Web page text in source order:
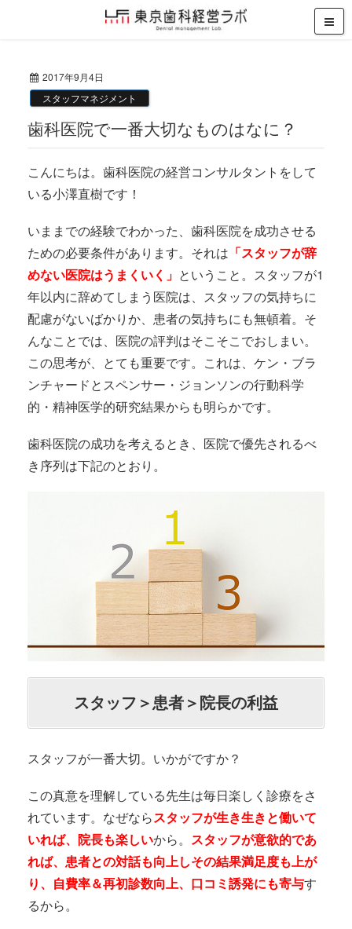
2017年9月4日
スタッフマネジメント
歯科医院で一番大切なものはなに？
こんにちは。歯科医院の経営コンサルタントをして
いる小澤直樹です！
いままでの経験でわかった、歯科医院を成功させる
ための必要条件があります。それは 「スタッフが辞
めない医院はうまくいく」 ということ。スタッフが1
年以内に辞めてしまう医院は、スタッフの気持ちに
配慮がないばかりか、患者の気持ちにも無頓着。そ
んなことでは、医院の評判はそこそこでおしまい。
この思考が、とても重要です。これは、ケン・ブラ
ンチャードとスペンサー・ジョンソンの行動科学
的・精神医学的研究結果からも明らかです。
歯科医院の成功を考えるとき、医院で優先されるべ
き序列は下記のとおり。
スタッフ＞患者＞院長の利益
スタッフが一番大切。いかがですか？
この真意を理解している先生は毎日楽しく診療をさ
れています。なぜならスタッフが生き生きと働いて
いれば、院長も楽しいから。 スタッフが意欲的であ
れば、患者との対話も向上しその結果満足度も上が
り、自費率＆再初診数向上、口コミ誘発にも寄与す
るから。